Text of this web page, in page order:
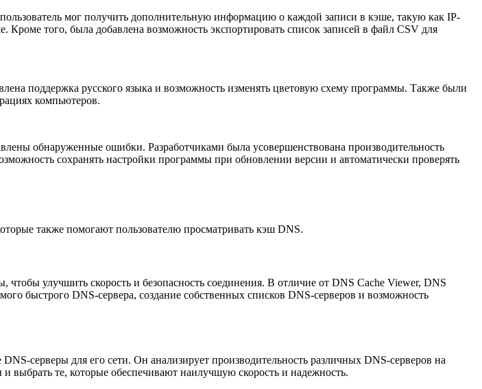
мог получить дополнительную информацию о каждой записи в кэше, такую как IP-
Кроме того, была добавлена возможность экспортировать список записей в файл CSV для
поддержка русского языка и возможность изменять цветовую схему программы. Также были
компьютеров.
обнаруженные ошибки. Разработчиками была усовершенствована производительность
сохранять настройки программы при обновлении версии и автоматически проверять
также помогают пользователю просматривать кэш DNS.
улучшить скорость и безопасность соединения. В отличие от DNS Cache Viewer, DNS
быстрого DNS-сервера, создание собственных списков DNS-серверов и возможность
серверы для его сети. Он анализирует производительность различных DNS-серверов на
выбрать те, которые обеспечивают наилучшую скорость и надежность.